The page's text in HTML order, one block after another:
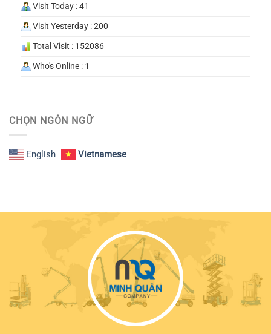
Visit Today : 41
Visit Yesterday : 200
Total Visit : 152086
Who's Online : 1
CHỌN NGÔN NGỮ
English Vietnamese